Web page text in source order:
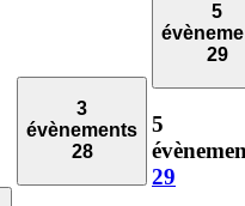
3
évènements
28
5
29
5
29